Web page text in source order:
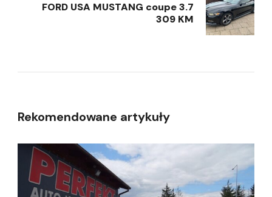
FORD USA MUSTANG coupe 3.7
309 KM
Rekomendowane artykuły